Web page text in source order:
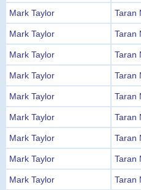
Mark Taylor
Taran
Mark Taylor
Taran
Mark Taylor
Taran
Mark Taylor
Taran
Mark Taylor
Taran
Mark Taylor
Taran
Mark Taylor
Taran
Mark Taylor
Taran
Mark Taylor
Taran